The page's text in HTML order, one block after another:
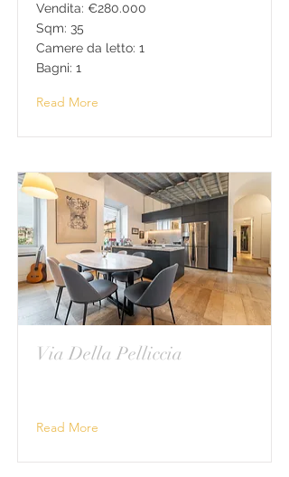
Vendita: €280.000
Sqm: 35
Camere da letto: 1
Bagni: 1
Read More
Via Della Pelliccia
Read More